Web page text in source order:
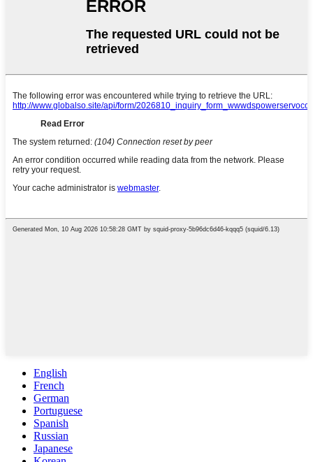
English
French
German
Portuguese
Spanish
Russian
Japanese